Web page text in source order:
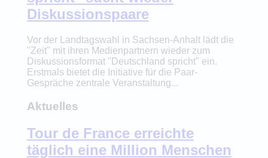
Diskussionspaare
Vor der Landtagswahl in Sachsen-Anhalt lädt die
"Zeit" mit ihren Medienpartnern wieder zum
Diskussionsformat "Deutschland spricht" ein.
Erstmals bietet die Initiative für die Paar-
Gespräche zentrale Veranstaltung...
Aktuelles
Tour de France erreichte
täglich eine Million Menschen